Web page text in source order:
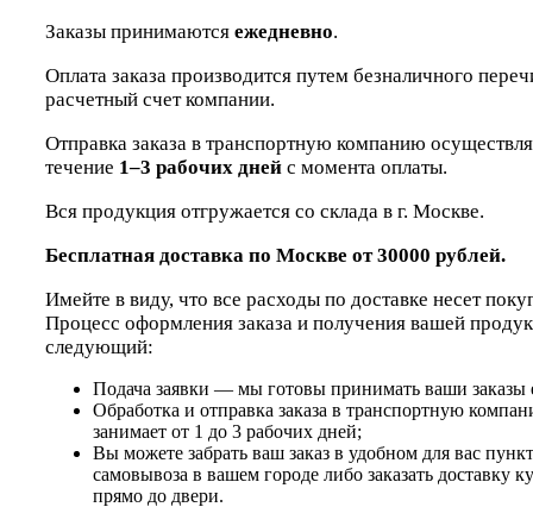
Заказы принимаются ежедневно.
Оплата заказа производится путем безналичного
расчетный счет компании.
Отправка заказа в транспортную компанию
течение 1–3 рабочих дней с момента оплаты.
Вся продукция отгружается со склада в г. Москве.
Бесплатная доставка по Москве от 30000 рублей.
Имейте в виду, что все расходы по доставке несет
Процесс оформления заказа и получения вашей
следующий:
Подача заявки — мы готовы принимать ваши заказы
Обработка и отправка заказа в транспортную
занимает от 1 до 3 рабочих дней;
Вы можете забрать ваш заказ в удобном для вас
самовывоза в вашем городе либо заказать доставку
прямо до двери.